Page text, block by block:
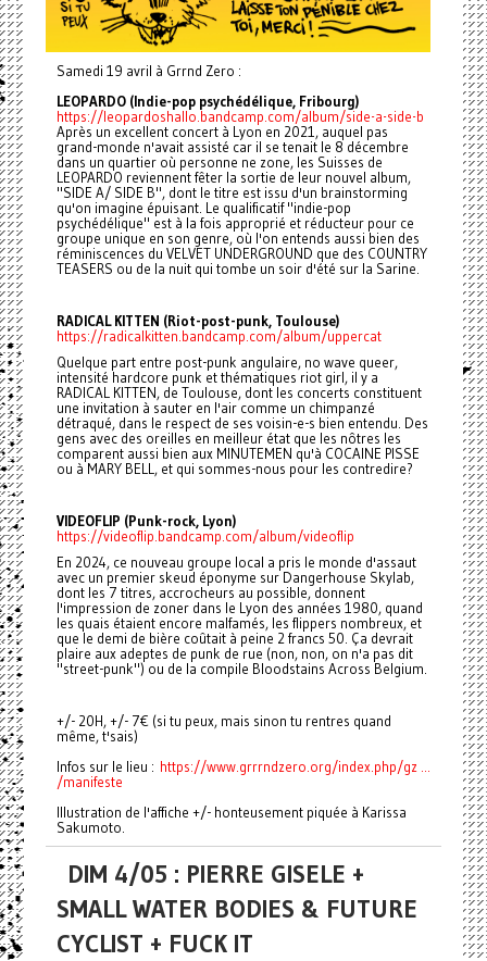
Samedi 19 avril à Grrnd Zero :
LEOPARDO (Indie-pop psychédélique, Fribourg)
https://leopardoshallo.bandcamp.com/album/side-a-side-b
Après un excellent concert à Lyon en 2021, auquel pas
grand-monde n'avait assisté car il se tenait le 8 décembre
dans un quartier où personne ne zone, les Suisses de
LEOPARDO reviennent fêter la sortie de leur nouvel album,
"SIDE A/ SIDE B", dont le titre est issu d'un brainstorming
qu'on imagine épuisant. Le qualificatif "indie-pop
psychédélique" est à la fois approprié et réducteur pour ce
groupe unique en son genre, où l'on entends aussi bien des
réminiscences du VELVET UNDERGROUND que des COUNTRY
TEASERS ou de la nuit qui tombe un soir d'été sur la Sarine.
RADICAL KITTEN (Riot-post-punk, Toulouse)
https://radicalkitten.bandcamp.com/album/uppercat
Quelque part entre post-punk angulaire, no wave queer,
intensité hardcore punk et thématiques riot girl, il y a
RADICAL KITTEN, de Toulouse, dont les concerts constituent
une invitation à sauter en l'air comme un chimpanzé
détraqué, dans le respect de ses voisin-e-s bien entendu. Des
gens avec des oreilles en meilleur état que les nôtres les
comparent aussi bien aux MINUTEMEN qu'à COCAINE PISSE
ou à MARY BELL, et qui sommes-nous pour les contredire?
VIDEOFLIP (Punk-rock, Lyon)
https://videoflip.bandcamp.com/album/videoflip
En 2024, ce nouveau groupe local a pris le monde d'assaut
avec un premier skeud éponyme sur Dangerhouse Skylab,
dont les 7 titres, accrocheurs au possible, donnent
l'impression de zoner dans le Lyon des années 1980, quand
les quais étaient encore malfamés, les flippers nombreux, et
que le demi de bière coûtait à peine 2 francs 50. Ça devrait
plaire aux adeptes de punk de rue (non, non, on n'a pas dit
"street-punk") ou de la compile Bloodstains Across Belgium.
+/- 20H, +/- 7€ (si tu peux, mais sinon tu rentres quand
même, t'sais)
Infos sur le lieu : https://www.grrrndzero.org/index.php/gz ...
/manifeste
Illustration de l'affiche +/- honteusement piquée à Karissa
Sakumoto.
DIM 4/05 : PIERRE GISELE +
SMALL WATER BODIES & FUTURE
CYCLIST + FUCK IT